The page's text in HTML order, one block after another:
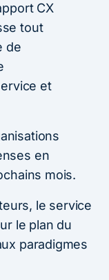
CX
tout
de
et
en
mois.
le service
le plan du
paradigmes